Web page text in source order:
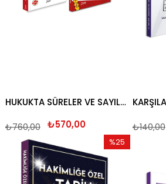
HUKUKTA SÜRELER VE SAYILAR SETİ 2026
₺570,00
₺760,00 ₺140,00
%25
İndirim
%25İndirim